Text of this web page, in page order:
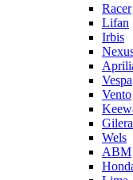
Racer
Lifan
Irbis
Vespa
Vento
Gilera
Wels
ABM